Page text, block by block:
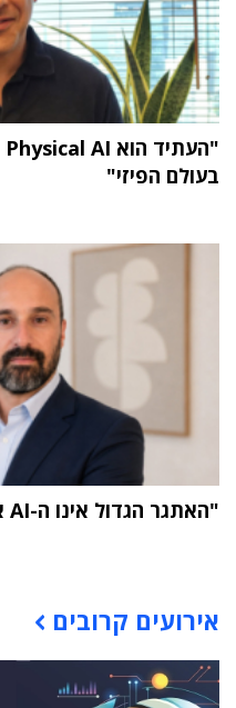
בעולם הפיזי"
"האתגר הגדול אינו ה-AI אלא הטמעתה בארגון"
אירועים קרובים